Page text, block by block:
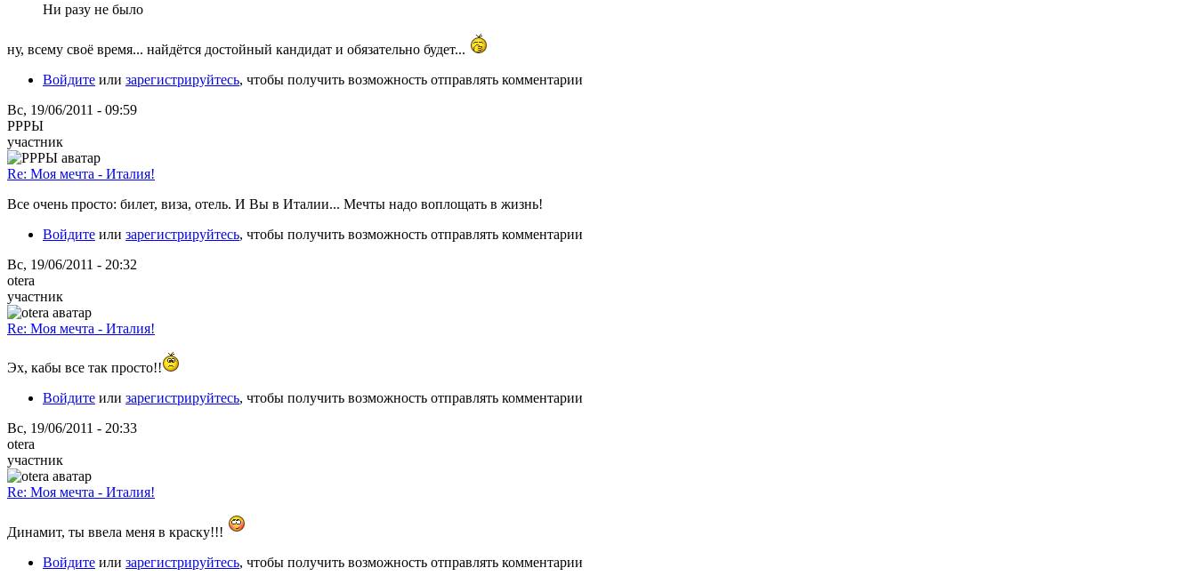
Ни разу не было
ну, всему своё время... найдётся достойный кандидат и обязательно будет...
Войдите или зарегистрируйтесь, чтобы получить возможность отправлять комментарии
Вс, 19/06/2011 - 09:59
РРРЫ
участник
Re: Моя мечта - Италия!
Все очень просто: билет, виза, отель. И Вы в Италии... Мечты надо воплощать в жизнь!
Войдите или зарегистрируйтесь, чтобы получить возможность отправлять комментарии
Вс, 19/06/2011 - 20:32
otera
участник
Re: Моя мечта - Италия!
Эх, кабы все так просто!!
Войдите или зарегистрируйтесь, чтобы получить возможность отправлять комментарии
Вс, 19/06/2011 - 20:33
otera
участник
Re: Моя мечта - Италия!
Динамит, ты ввела меня в краску!!!
Войдите или зарегистрируйтесь, чтобы получить возможность отправлять комментарии